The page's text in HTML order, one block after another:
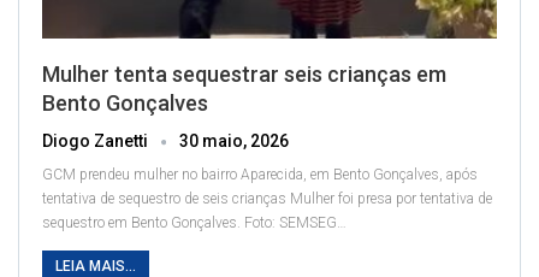
Mulher tenta sequestrar seis crianças em
Bento Gonçalves
Diogo Zanetti 30 maio, 2026
GCM prendeu mulher no bairro Aparecida, em Bento Gonçalves, após
tentativa de sequestro de seis crianças Mulher foi presa por tentativa de
sequestro em Bento Gonçalves. Foto: SEMSEG…
LEIA MAIS...